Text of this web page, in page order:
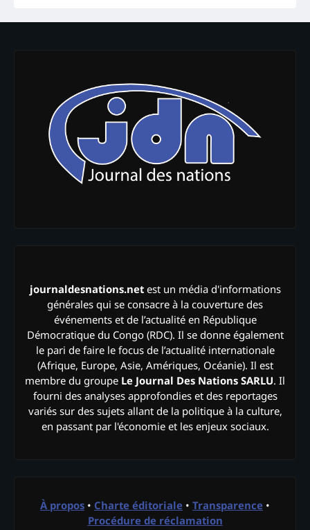
journaldesnations.netest un média d'informations
générales qui se consacre à la couverture des
événements et de l’actualité en République
Démocratique du Congo (RDC). Il se donne également
le pari de faire le focus de l’actualité internationale
(Afrique, Europe, Asie, Amériques, Océanie). Il est
membre du groupe Le Journal Des Nations SARLU. Il
fourni des analyses approfondies et des reportages
variés sur des sujets allant de la politique à la culture,
en passant par l'économie et les enjeux sociaux.
À propos • Charte éditoriale • Transparence •
Procédure de réclamation